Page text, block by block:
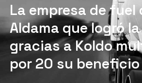
La empresa de fuel
Aldama que logró
gracias a Koldo
por 20 su beneficio